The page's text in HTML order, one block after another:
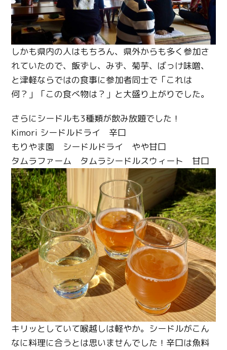
しかも県内の人はもちろん、県外からも多く参加さ
れていたので、飯ずし、みず、菊芋、ばっけ味噌、
と津軽ならではの食事に参加者同士で「これは
何？」「この食べ物は？」と大盛り上がりでした。
さらにシードルも3種類が飲み放題でした！
Kimori シードルドライ 辛口
もりやま園 シードルドライ やや甘口
タムラファーム タムラシードルスウィート 甘口
キリッとしていて喉越しは軽やか。シードルがこん
なに料理に合うとは思いませんでした！ 辛口は魚料